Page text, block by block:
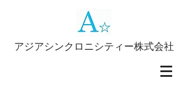
アジアシンクロニシティー株式会社